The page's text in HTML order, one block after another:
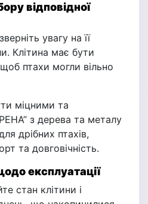
відповідної
увагу на її
Клітина має бути
птахи могли вільно
міцними та
з дерева та металу
дрібних птахів,
та довговічність.
експлуатації
стан клітини і